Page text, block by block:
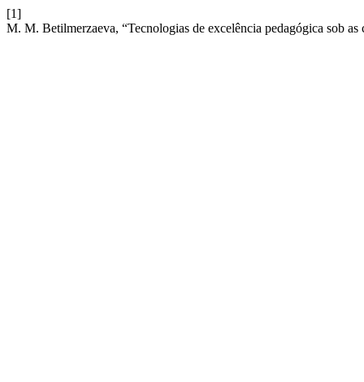
[1]
M. M. Betilmerzaeva, “Tecnologias de excelência pedagógica sob